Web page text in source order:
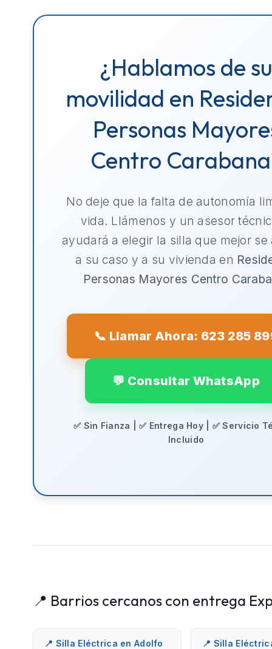
¿Hablamos de su
movilidad en
Personas
Centro
No deje que la falta de autonomía
vida. Llámenos y un asesor
ayudará a elegir la silla que mejor se
a su caso y a su vivienda en
Personas Mayores Centro
📞 Llamar Ahora: 623 285
💬 Consultar WhatsApp
✅ Sin Fianza | ✅ Entrega Hoy | ✅ Servicio
Incluido
📍 Barrios cercanos con entrega
📍 Silla Eléctrica en Adolfo
📍 Silla